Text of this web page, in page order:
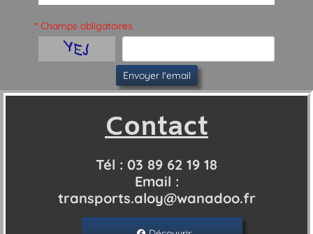
Contact
Tél : 03 89 62 19 18
Email :
transports.aloy@wanadoo.fr
* Champs obligatoires
Envoyer l'email